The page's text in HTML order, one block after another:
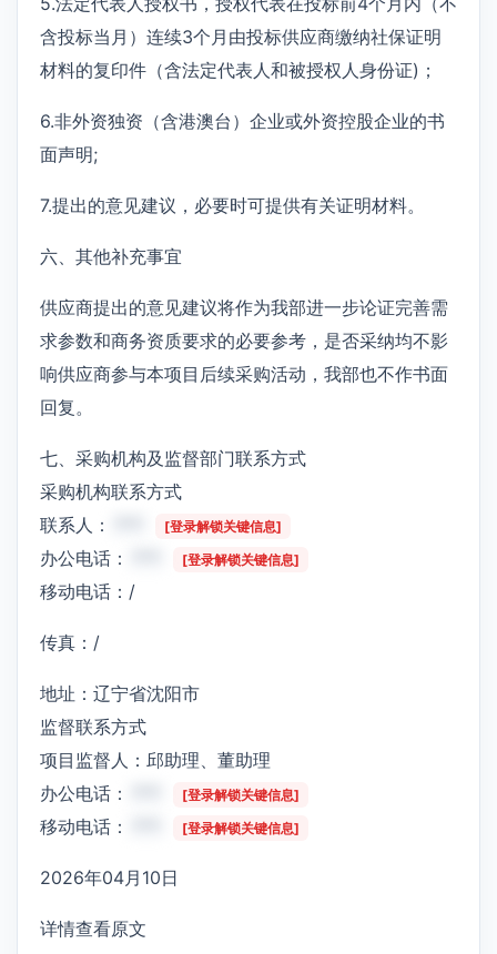
含投标当月）连续3个月由投标供应商缴纳社保证明
材料的复印件（含法定代表人和被授权人身份证)；
6.非外资独资（含港澳台）企业或外资控股企业的书
面声明;
7.提出的意见建议，必要时可提供有关证明材料。
六、其他补充事宜
供应商提出的意见建议将作为我部进一步论证完善需
求参数和商务资质要求的必要参考，是否采纳均不影
响供应商参与本项目后续采购活动，我部也不作书面
回复。
七、采购机构及监督部门联系方式
采购机构联系方式
联系人：
[登录解锁关键信息]
办公电话： [登录解锁关键信息]
移动电话：/
传真：/
地址：辽宁省沈阳市
监督联系方式
项目监督人：邱助理、董助理
办公电话：
[登录解锁关键信息]
移动电话： [登录解锁关键信息]
2026年04月10日
详情查看原文